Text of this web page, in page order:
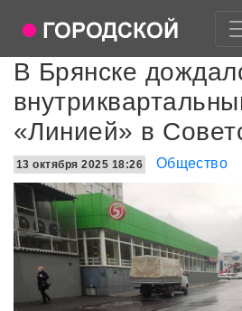
В Брянске
«Линией» в
13 октября 2025 18:26 Общество